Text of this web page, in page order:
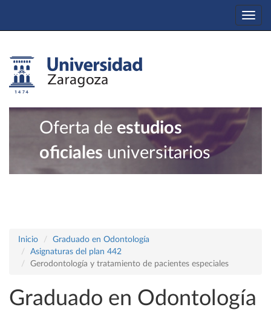
Oferta de estudios
oficiales universitarios
Inicio
Graduado en Odontología
Asignaturas del plan 442
Gerodontología y tratamiento de pacientes especiales
Graduado en Odontología